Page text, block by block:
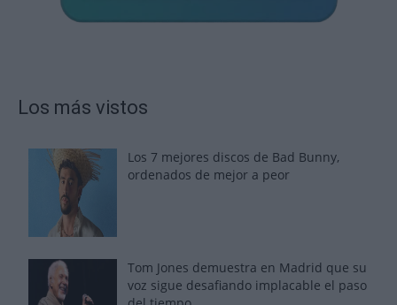
Los más vistos
Los 7 mejores discos de Bad Bunny,
ordenados de mejor a peor
Tom Jones demuestra en Madrid que su
voz sigue desafiando implacable el paso